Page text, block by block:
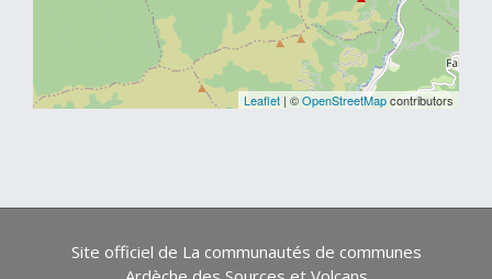
Leaflet | ©OpenStreetMapcontributors
Site officiel de La communautés de communes